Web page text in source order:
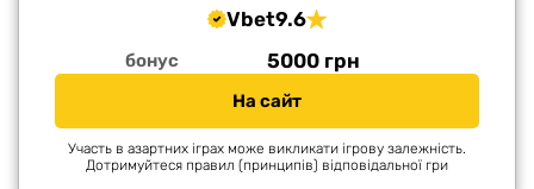
Vbet9.6
бонус 5000 грн
На сайт
Участь в азартних іграх може викликати ігрову залежність.
Дотримуйтеся правил (принципів) відповідальної гри